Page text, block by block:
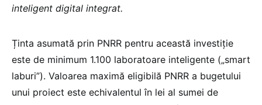
inteligent digital integrat.
Ținta asumată prin PNRR pentru această investiție
este de minimum 1.100 laboratoare inteligente („smart
laburi”). Valoarea maximă eligibilă PNRR a bugetului
unui proiect este echivalentul în lei al sumei de